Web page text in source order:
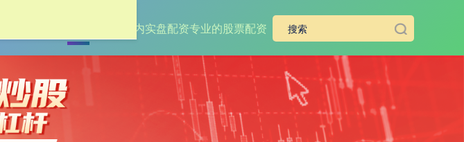
国内实盘配资专业的股票配资